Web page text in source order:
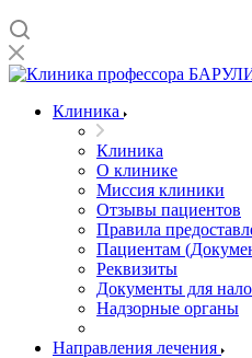
Клиника
Клиника
О клинике
Миссия клиники
Отзывы пациентов
Правила
Пациентам
Реквизиты
Документы для
Надзорные органы
Направления лечения